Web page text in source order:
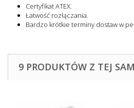
Certyfikat ATEX.
Łatwość rozłączania.
Bardzo krótkie terminy dostaw w
9 PRODUKTÓW Z TEJ